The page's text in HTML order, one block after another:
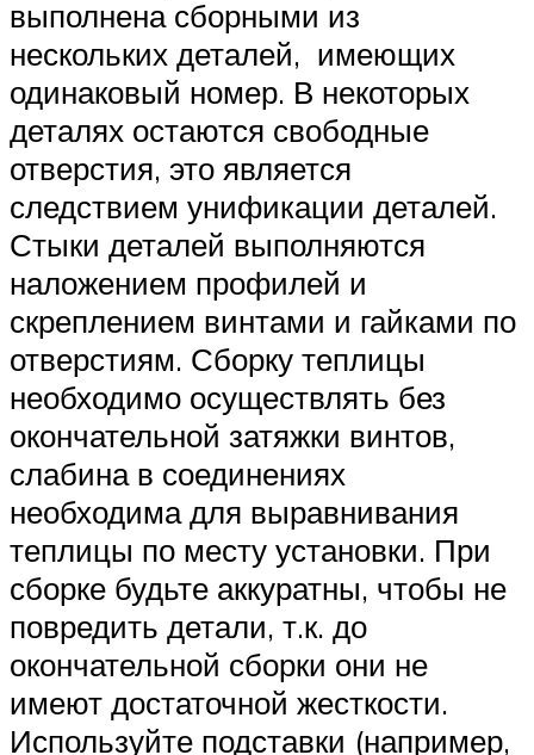
выполнена сборными из
нескольких деталей, имеющих
одинаковый номер. В некоторых
деталях остаются свободные
отверстия, это является
следствием унификации деталей.
Стыки деталей выполняются
наложением профилей и
скреплением винтами и гайками по
отверстиям. Сборку теплицы
необходимо осуществлять без
окончательной затяжки винтов,
слабина в соединениях
необходима для выравнивания
теплицы по месту установки. При
сборке будьте аккуратны, чтобы не
повредить детали, т.к. до
окончательной сборки они не
имеют достаточной жесткости.
Используйте подставки (например,